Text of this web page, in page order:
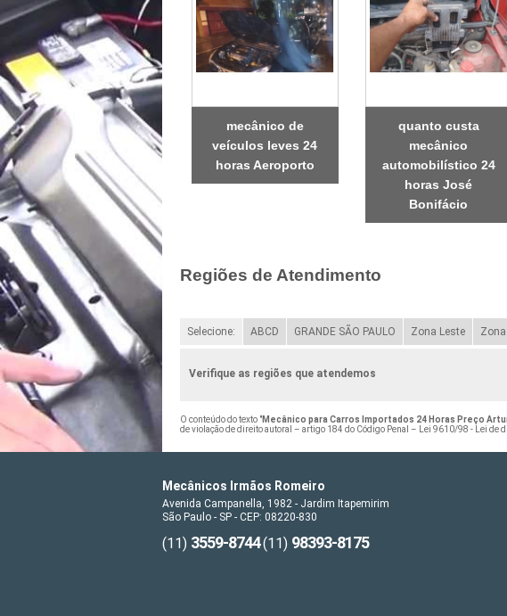
mecânico de
veículos leves 24
horas Aeroporto
quanto custa
mecânico
automobilístico 24
horas José
Bonifácio
Regiões de Atendimento
Selecione: ABCD GRANDE SÃO PAULO Zona Leste
Verifique as regiões que atendemos
O conteúdo do texto "Mecânico para Carros Importados 24 Horas Preço
de violação de direito autoral – artigo 184 do Código Penal – Lei 9610/98 - Lei de
Mecânicos Irmãos Romeiro
Avenida Campanella, 1982 - Jardim Itapemirim
São Paulo - SP - CEP: 08220-830
(11) 3559-8744(11) 98393-8175